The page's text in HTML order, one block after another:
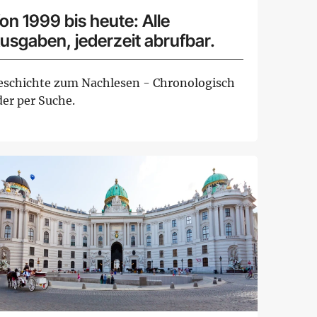
1999 bis heute: Alle
jederzeit abrufbar.
zum Nachlesen - Chronologisch
per Suche.